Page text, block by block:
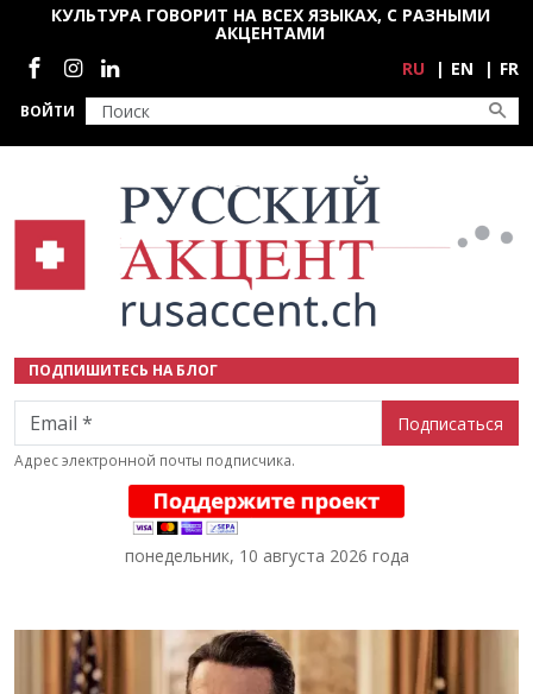
Перейти к основному содержанию
ВОЙТИ
КУЛЬТУРА ГОВОРИТ НА ВСЕХ ЯЗЫКАХ, С РАЗНЫМИ
АКЦЕНТАМИ
Социальные сети
RU EN FR
ПОДПИШИТЕСЬ НА БЛОГ
Email
Адрес электронной почты подписчика.
понедельник, 10 августа 2026 года